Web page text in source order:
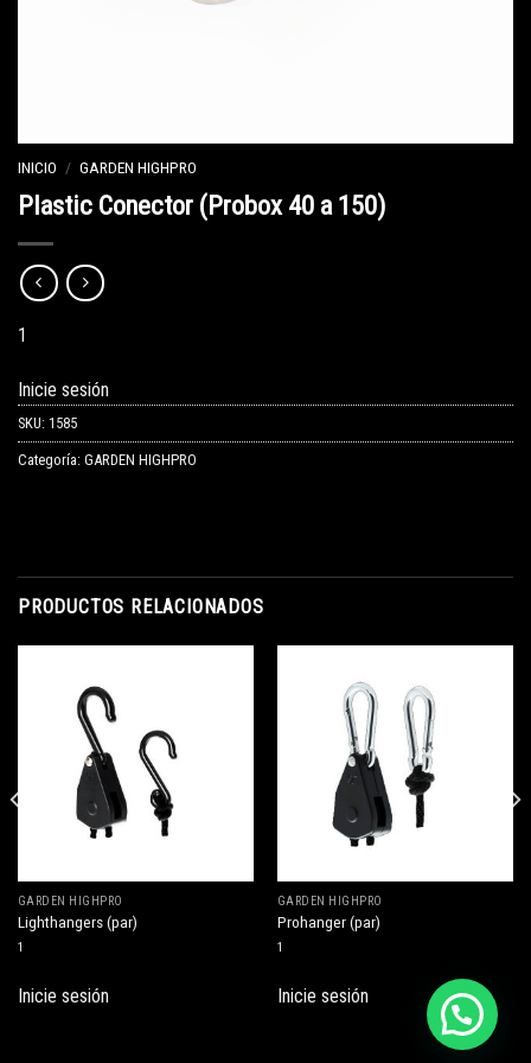
INICIO / GARDEN HIGHPRO
Plastic Conector (Probox 40 a 150)
1
Inicie sesión
SKU: 1585
Categoría: GARDEN HIGHPRO
PRODUCTOS RELACIONADOS
GARDEN HIGHPRO
Lighthangers (par)
1
Inicie sesión
GARDEN HIGHPRO
Prohanger (par)
1
Inicie sesión